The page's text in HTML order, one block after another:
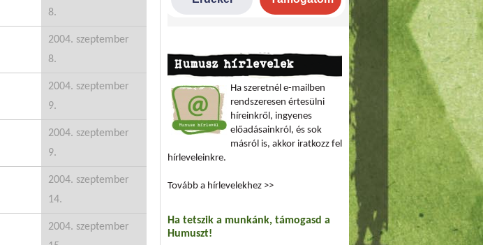
8.
2004. szeptember
8.
2004. szeptember
9.
2004. szeptember
9.
2004. szeptember
14.
2004. szeptember
Humusz hírlevelek
Ha szeretnél e-mailben
rendszeresen értesülni
híreinkről, ingyenes
előadásainkról, és sok
másról is, akkor iratkozz fel
hírleveleinkre.
Tovább a hírlevelekhez >>
Ha tetszik a munkánk, támogasd a
Humuszt!